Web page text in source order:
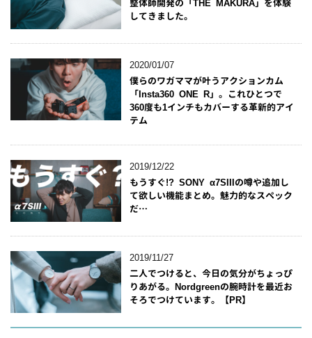
してきました。
2020/01/07
僕らのワガママが叶うアクションカム
「Insta360 ONE R」。これひとつで
360度も1インチもカバーする革新的アイ
テム
2019/12/22
もうすぐ!? SONY α7SIIIの噂や追加し
て欲しい機能まとめ。魅力的なスペック
だ…
2019/11/27
二人でつけると、今日の気分がちょっぴ
りあがる。Nordgreenの腕時計を最近お
そろでつけています。【PR】